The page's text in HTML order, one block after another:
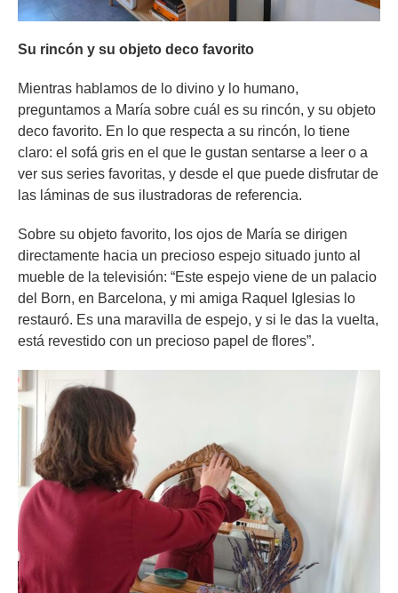
Su rincón y su objeto deco favorito
Mientras hablamos de lo divino y lo humano,
preguntamos a María sobre cuál es su rincón, y su objeto
deco favorito. En lo que respecta a su rincón, lo tiene
claro: el sofá gris en el que le gustan sentarse a leer o a
ver sus series favoritas, y desde el que puede disfrutar de
las láminas de sus ilustradoras de referencia.
Sobre su objeto favorito, los ojos de María se dirigen
directamente hacia un precioso espejo situado junto al
mueble de la televisión: “Este espejo viene de un palacio
del Born, en Barcelona, y mi amiga Raquel Iglesias lo
restauró. Es una maravilla de espejo, y si le das la vuelta,
está revestido con un precioso papel de flores”.